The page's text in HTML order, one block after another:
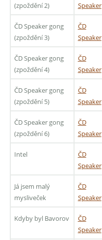
(zpoždění 2)
Speaker
ČD Speaker gong
(zpoždění 3)
ČD
Speaker
ČD Speaker gong
(zpoždění 4)
ČD
Speaker
ČD Speaker gong
(zpoždění 5)
ČD
Speaker
ČD Speaker gong
(zpoždění 6)
ČD
Speaker
Intel
ČD
Speaker
Já jsem malý
mysliveček
ČD
Speaker
Kdyby byl Bavorov
ČD
Speaker